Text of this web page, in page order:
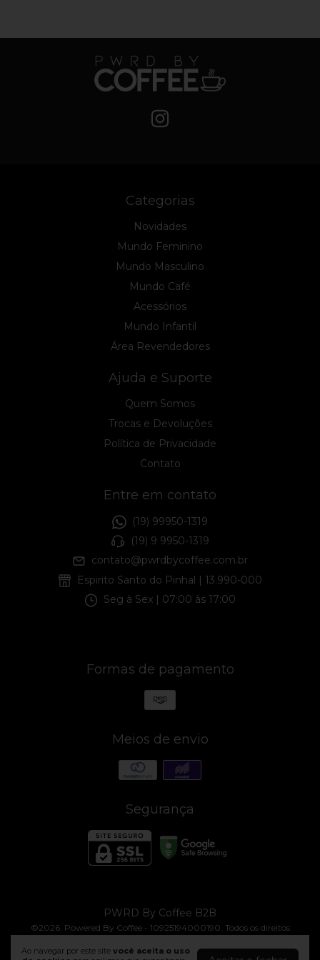
Ao navegar por este site você aceita o uso
Categorias
Novidades
Mundo Feminino
Mundo Masculino
Mundo Café
Acessórios
Mundo Infantil
Área Revendedores
Ajuda e Suporte
Quem Somos
Trocas e Devoluções
Política de Privacidade
Contato
Entre em contato
(19) 99950-1319
(19) 9 9950-1319
contato@pwrdbycoffee.com.br
Espirito Santo do Pinhal | 13.990-000
Seg à Sex | 07:00 às 17:00
Formas de pagamento
Meios de envio
Segurança
PWRD By Coffee B2B
©2026. Powered By Coffee - 10925194000190. Todos os direitos
reservados.